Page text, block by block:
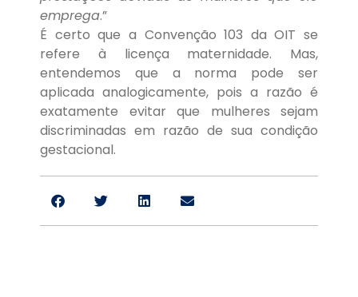
emprega.”
É certo que a Convenção 103 da OIT se
refere à licença maternidade. Mas,
entendemos que a norma pode ser
aplicada analogicamente, pois a razão é
exatamente evitar que mulheres sejam
discriminadas em razão de sua condição
gestacional.